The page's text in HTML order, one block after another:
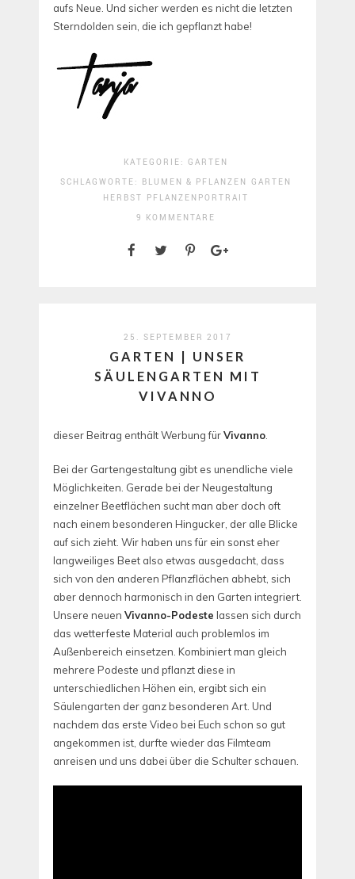
aufs Neue. Und sicher werden es nicht die letzten
Sterndolden sein, die ich gepflanzt habe!
KATEGORIE: GARTEN
SCHLAGWORTE: BLUMEN & PFLANZEN GARTEN
HERBST PFLANZENPORTRAIT
9 KOMMENTARE
25. SEPTEMBER 2017
GARTEN | UNSER
SÄULENGARTEN MIT
VIVANNO
dieser Beitrag enthält Werbung fürVivanno
Bei der Gartengestaltung gibt es unendliche viele
Möglichkeiten. Gerade bei der Neugestaltung
einzelner Beetflächen sucht man aber doch oft
nach einem besonderen Hingucker, der alle Blicke
auf sich zieht. Wir haben uns für ein sonst eher
langweiliges Beet also etwas ausgedacht, dass
sich von den anderen Pflanzflächen abhebt, sich
aber dennoch harmonisch in den Garten integriert.
Unsere neuen Vivanno-Podeste lassen sich durch
das wetterfeste Material auch problemlos im
Außenbereich einsetzen. Kombiniert man gleich
mehrere Podeste und pflanzt diese in
unterschiedlichen Höhen ein, ergibt sich ein
Säulengarten der ganz besonderen Art. Und
nachdem das erste Video bei Euch schon so gut
angekommen ist, durfte wieder das Filmteam
anreisen und uns dabei über die Schulter schauen.